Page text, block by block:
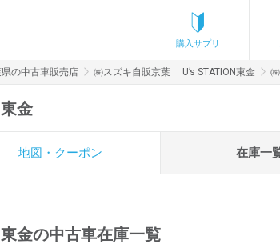
購入サプリ
の中古車販売店 ㈱スズキ自販京葉 U’s STATION東金
金
地図・クーポン 在庫一
金の中古車在庫一覧